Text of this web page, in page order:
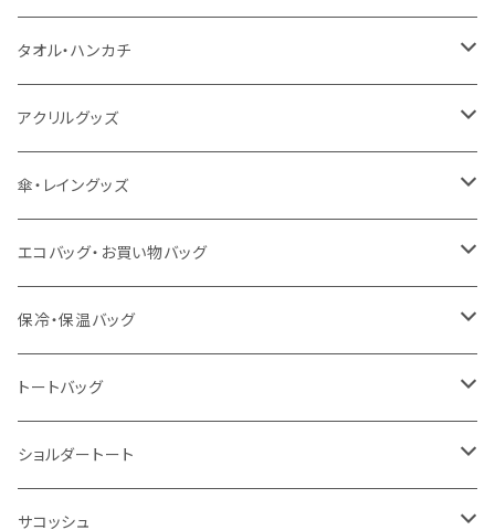
うちわ
猛暑グッズ
冷感グッズ
カスタムプリントTシャツ（国内プリント）
イージーオーダーTシャツ（海外生産）
タオル・ハンカチ
名入れタオル
今治タオル
泉州おくばりタオル
冷感タオル
ハンカチ
アクリルグッズ
キーホルダー
スタンド
バッジ
ライティングスタンド
アクリル雑貨
傘・レイングッズ
傘
ポンチョ
エコバッグ・お買い物バッグ
ポリエステル
フェアトレードコットン
ジュートコットン
キャンパス
保冷・保温バッグ
キャンパス
デニム
ポリエステル
トートバッグ
オーガニックコットン
シーチング
フェアトレードコットン
ショルダートート
オーガニックコットン
サコッシュ